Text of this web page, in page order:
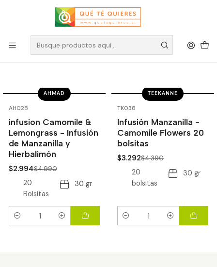
Infusiones Florales
Filtros
AH028
AHMAD
infusion Camomile &
Lemongrass - Infusión
de Manzanilla y
Hierbalimón
$2.994$4.990
20
Bolsitas
30 gr
Cantidad
TK038
TEEKANNE
Infusión Manzanilla -
Camomile Flowers 20
bolsitas
$3.292$4.390
20
bolsitas
30 gr
Cantidad